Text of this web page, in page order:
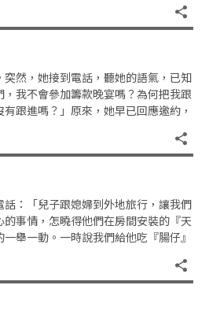
然，她接到電話，聽她的語氣，已知
我不會參加籌款晚宴嗎？為何把我跟
跟進嗎？」原來，她早已回應邀約，
：「兒子跟媳婦到外地旅行，讓我們
事情，怎曉得他們在房間安裝的『天
舉一動。一時說我們給他吃『腸仔』